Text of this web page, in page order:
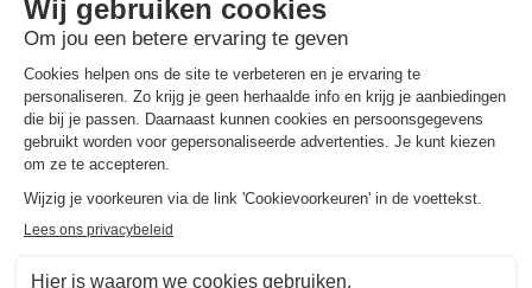
Résidence Goélia Le Rond Point des Pistes
Rhône-alpes,Saint François Longchamp (15,8 km van Les Allues)
In de buurt van Balneo Centrum
Toon prijzen